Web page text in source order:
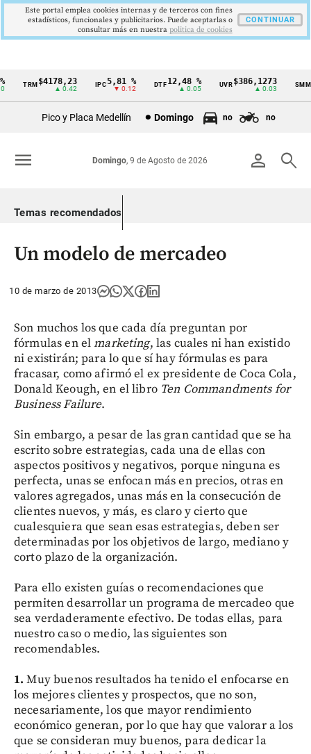
Cintillo
Colombia
TRM$4178,23
▲ 0.42
5,81 %
▼ 0.12
DTF12,48 %
▲ 0.05
UVR$386,1273
▲ 0.03
SMMLV
Pico y Placa Medellín Domingo no no
person search
Domingo, 9 de Agosto de 2026
menu
Temas recomendados
Un modelo de mercadeo
10 de marzo de 2013
Son muchos los que cada día preguntan por
fórmulas en elmarketing, las cuales ni han existido
ni existirán; para lo que sí hay fórmulas es para
fracasar, como afirmó el ex presidente de Coca Cola,
Donald Keough, en el libro Ten Commandments for
Business Failure.
Sin embargo, a pesar de las gran cantidad que se ha
escrito sobre estrategias, cada una de ellas con
aspectos positivos y negativos, porque ninguna es
perfecta, unas se enfocan más en precios, otras en
valores agregados, unas más en la consecución de
clientes nuevos, y más, es claro y cierto que
cualesquiera que sean esas estrategias, deben ser
determinadas por los objetivos de largo, mediano y
corto plazo de la organización.
Para ello existen guías o recomendaciones que
permiten desarrollar un programa de mercadeo que
sea verdaderamente efectivo. De todas ellas, para
nuestro caso o medio, las siguientes son
recomendables.
1. Muy buenos resultados ha tenido el enfocarse en
los mejores clientes y prospectos, que no son,
necesariamente, los que mayor rendimiento
económico generan, por lo que hay que valorar a los
que se consideran muy buenos, para dedicar la
Este portal emplea cookies internas y de terceros con fines
estadísticos, funcionales y publicitarios. Puede aceptarlas o
consultar más en nuestra politica de cookies
CONTINUAR